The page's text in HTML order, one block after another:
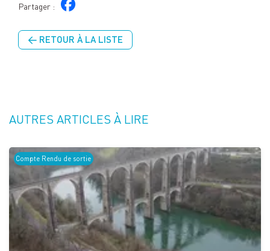
Partager :
← RETOUR À LA LISTE
AUTRES ARTICLES À LIRE
Compte Rendu de sortie